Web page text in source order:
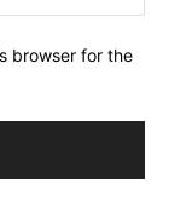
browser for the